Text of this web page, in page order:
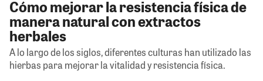
Cómo mejorar la resistencia física de
manera natural con extractos
herbales
A lo largo de los siglos, diferentes culturas han utilizado las
hierbas para mejorar la vitalidad y resistencia física.